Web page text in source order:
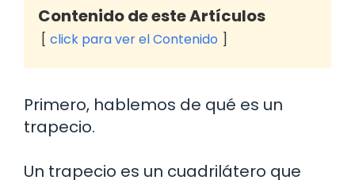
Contenido de este Artículos
click para ver el Contenido
Primero, hablemos de qué es un
trapecio.
Un trapecio es un cuadrilátero que